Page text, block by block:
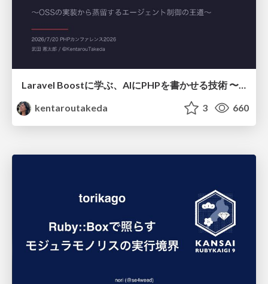
kentaroutakeda
3 660